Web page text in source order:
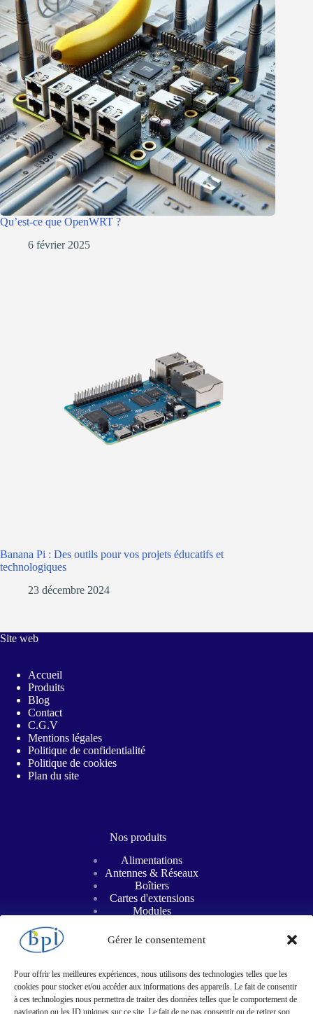
Gérer le consentement
Pour offrir les meilleures expériences, nous utilisons des technologies telles que les
cookies pour stocker et/ou accéder aux informations des appareils. Le fait de consentir
à ces technologies nous permettra de traiter des données telles que le comportement de
navigation ou les ID uniques sur ce site. Le fait de ne pas consentir ou de retirer son
Qu’est-ce que OpenWRT ?
6 février 2025
Banana Pi : Des outils pour vos projets éducatifs et
technologiques
23 décembre 2024
Site web
Accueil
Produits
Blog
Contact
C.G.V
Mentions légales
Politique de confidentialité
Politique de cookies
Plan du site
Nos produits
Alimentations
Antennes & Réseaux
Boîtiers
Cartes d'extensions
Modules
Cartes mères
Éducation STEM